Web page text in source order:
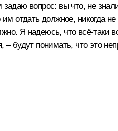
вопрос: вы что, не
должное, никогда
Я надеюсь, что всё-таки
будут понимать, что это